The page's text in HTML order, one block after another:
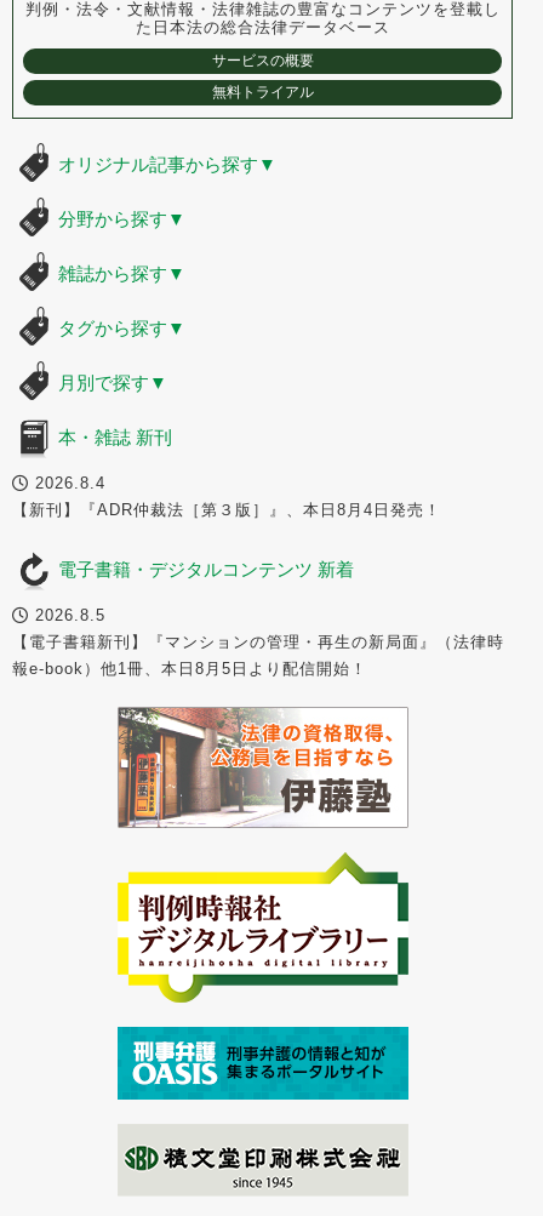
判例・法令・文献情報・法律雑誌の豊富なコンテンツを登載し
た 日本法の総合法律データベース
サービスの概要
無料トライアル
オリジナル記事から探す ▼
分野から探す ▼
雑誌から探す ▼
タグから探す ▼
月別で探す ▼
本・雑誌 新刊
2026.8.4
【新刊】『ADR仲裁法［第３版］』、本日8月4日発売！
電子書籍・デジタルコンテンツ 新着
2026.8.5
【電子書籍新刊】『マンションの管理・再生の新局面』（法律時
報e-book）他1冊、本日8月5日より配信開始！